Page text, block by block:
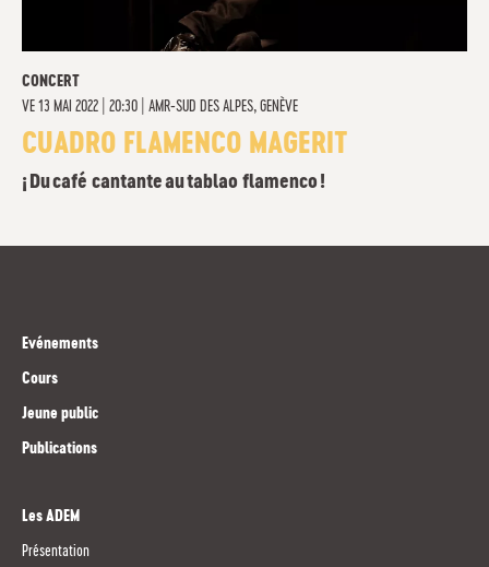
CONCERT
VE 13 MAI 2022 | 20:30 AMR-SUD DES ALPES, GENÈVE
CUADRO FLAMENCO MAGERIT
¡ Du café cantante au tablao flamenco !
Evénements
Cours
Jeune public
Publications
Les ADEM
Présentation